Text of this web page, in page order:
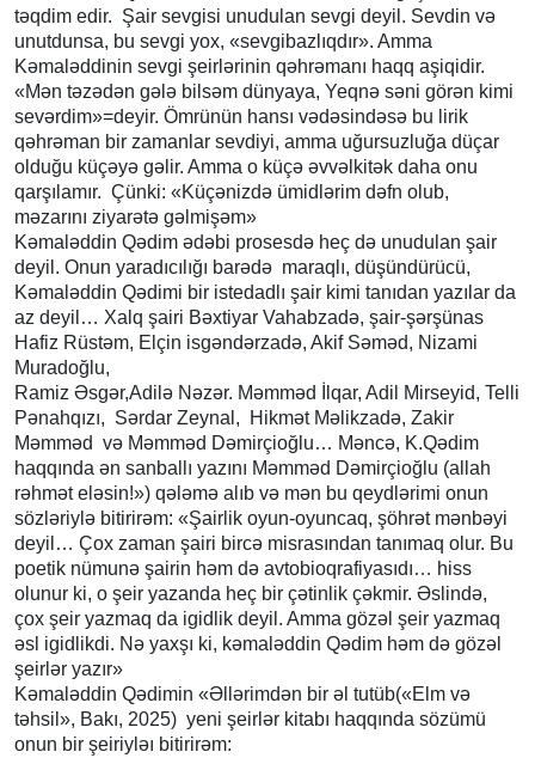
təqdim edir. Şair sevgisi unudulan sevgi deyil. Sevdin və
unutdunsa, bu sevgi yox, «sevgibazlıqdır». Amma
Kəmaləddinin sevgi şeirlərinin qəhrəmanı haqq aşiqidir.
«Mən təzədən gələ bilsəm dünyaya, Yeqnə səni görən kimi
sevərdim»=deyir. Ömrünün hansı vədəsindəsə bu lirik
qəhrəman bir zamanlar sevdiyi, amma uğursuzluğa düçar
olduğu küçəyə gəlir. Amma o küçə əvvəlkitək daha onu
qarşılamır. Çünki: «Küçənizdə ümidlərim dəfn olub,
məzarını ziyarətə gəlmişəm»
Kəmaləddin Qədim ədəbi prosesdə heç də unudulan şair
deyil. Onun yaradıcılığı barədə maraqlı, düşündürücü,
Kəmaləddin Qədimi bir istedadlı şair kimi tanıdan yazılar da
az deyil… Xalq şairi Bəxtiyar Vahabzadə, şair-şərşünas
Hafiz Rüstəm, Elçin isgəndərzadə, Akif Səməd, Nizami
Muradoğlu,
Ramiz Əsgər,Adilə Nəzər. Məmməd İlqar, Adil Mirseyid, Telli
Pənahqızı, Sərdar Zeynal, Hikmət Məlikzadə, Zakir
Məmməd və Məmməd Dəmirçioğlu… Məncə, K.Qədim
haqqında ən sanballı yazını Məmməd Dəmirçioğlu (allah
rəhmət eləsin!») qələmə alıb və mən bu qeydlərimi onun
sözləriylə bitirirəm: «Şairlik oyun-oyuncaq, şöhrət mənbəyi
deyil… Çox zaman şairi bircə misrasından tanımaq olur. Bu
poetik nümunə şairin həm də avtobioqrafiyasıdı… hiss
olunur ki, o şeir yazanda heç bir çətinlik çəkmir. Əslində,
çox şeir yazmaq da igidlik deyil. Amma gözəl şeir yazmaq
əsl igidlikdi. Nə yaxşı ki, kəmaləddin Qədim həm də gözəl
şeirlər yazır»
Kəmaləddin Qədimin «Əllərimdən bir əl tutüb(«Elm və
təhsil», Bakı, 2025) yeni şeirlər kitabı haqqında sözümü
onun bir şeiriyləı bitirirəm: